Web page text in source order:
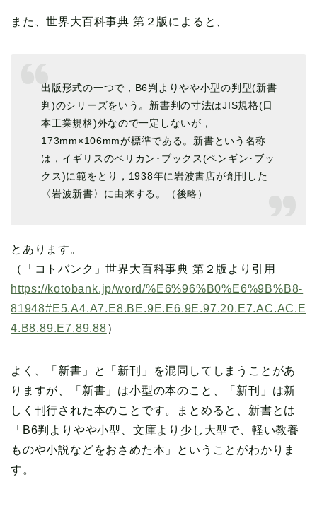
また、世界大百科事典 第２版によると、
出版形式の一つで，B6判よりやや小型の判型(新書
判)のシリーズをいう。新書判の寸法はJIS規格(日
本工業規格)外なので一定しないが，
173mm×106mmが標準である。新書という名称
は，イギリスのペリカン･ブックス(ペンギン･ブッ
クス)に範をとり，1938年に岩波書店が創刊した
〈岩波新書〉に由来する。（後略）
とあります。
（「コトバンク」世界大百科事典 第２版より引用
https://kotobank.jp/word/%E6%96%B0%E6%9B%B8-
81948#E5.A4.A7.E8.BE.9E.E6.9E.97.20.E7.AC.AC.E
4.B8.89.E7.89.88）
よく、「新書」と「新刊」を混同してしまうことがあ
りますが、「新書」は小型の本のこと、「新刊」は新
しく刊行された本のことです。まとめると、新書とは
「B6判よりやや小型、文庫より少し大型で、軽い教養
ものや小説などをおさめた本」ということがわかりま
す。